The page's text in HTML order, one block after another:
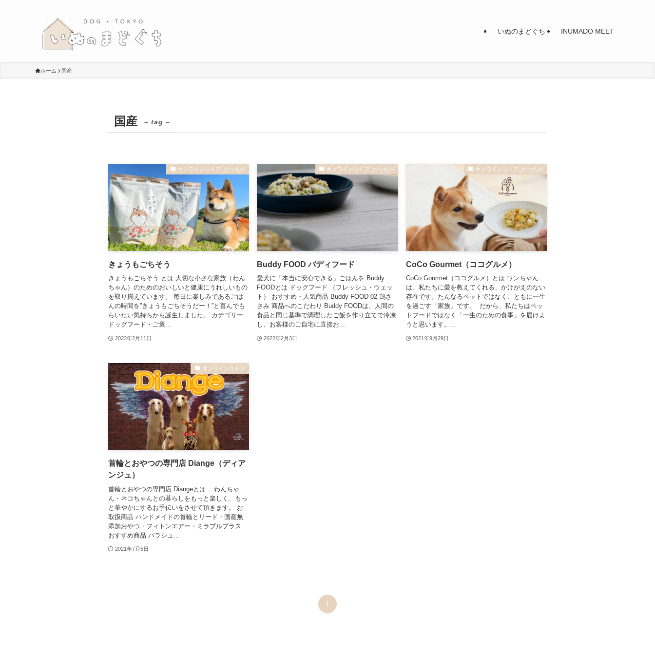
いぬのまどぐち INUMADO MEET
ホーム 国産
国産 – tag –
オンラインストア_たべもの
きょうもごちそう
きょうもごちそう とは 大切な小さな家族（わん
ちゃん）のためのおいしいと健康にうれしいもの
を取り揃えています。 毎日に楽しみであるごは
んの時間を”きょうもごちそうだー！”と喜んでも
らいたい気持ちから誕生しました。 カテゴリー
ドッグフード・ご褒...
2023年2月11日
オンラインストア_たべもの
Buddy FOOD バディフード
愛犬に「本当に安心できる」ごはんを Buddy
FOODとは ドッグフード （フレッシュ・ウェッ
ト） おすすめ・人気商品 Buddy FOOD 02 鶏さ
さみ 商品へのこだわり Buddy FOODは、人間の
食品と同じ基準で調理したご飯を作り立てで冷凍
し、お客様のご自宅に直接お...
2022年2月3日
オンラインストア_たべもの
CoCo Gourmet（ココグルメ）
CoCo Gourmet（ココグルメ）とは ワンちゃん
は、私たちに愛を教えてくれる、かけがえのない
存在です。たんなるペットではなく、ともに一生
を過ごす「家族」です。 だから、私たちはペッ
トフードではなく「一生のための食事」を届けよ
うと思います。...
2021年9月29日
オンラインストア
首輪とおやつの専門店 Diange（ディア
ンジュ）
首輪とおやつの専門店 Diangeとは わんちゃ
ん・ネコちゃんとの暮らしをもっと楽しく、もっ
と華やかにするお手伝いをさせて頂きます。 お
取扱商品 ハンドメイドの首輪とリード・国産無
添加おやつ・フィトンエアー・ミラブルプラス
おすすめ商品 パラシュ...
2021年7月5日
1